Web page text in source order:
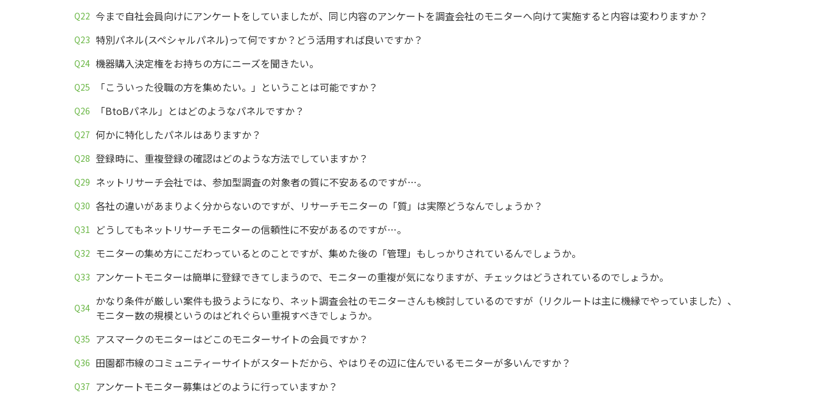
今まで自社会員向けにアンケートをしていましたが、同じ内容のアンケートを調査会社のモニターへ向けて実施すると内容は変わりますか？
特別パネル(スペシャルパネル)って何ですか？どう活用すれば良いですか？
機器購入決定権をお持ちの方にニーズを聞きたい。
「こういった役職の方を集めたい。」ということは可能ですか？
「BtoBパネル」とはどのようなパネルですか？
何かに特化したパネルはありますか？
登録時に、重複登録の確認はどのような方法でしていますか？
ネットリサーチ会社では、参加型調査の対象者の質に不安あるのですが…。
各社の違いがあまりよく分からないのですが、リサーチモニターの「質」は実際どうなんでしょうか？
どうしてもネットリサーチモニターの信頼性に不安があるのですが…。
モニターの集め方にこだわっているとのことですが、集めた後の「管理」もしっかりされているんでしょうか。
アンケートモニターは簡単に登録できてしまうので、モニターの重複が気になりますが、チェックはどうされているのでしょうか。
かなり条件が厳しい案件も扱うようになり、ネット調査会社のモニターさんも検討しているのですが（リクルートは主に機縁でやっていました）、
モニター数の規模というのはどれぐらい重視すべきでしょうか。
アスマークのモニターはどこのモニターサイトの会員ですか？
田園都市線のコミュニティーサイトがスタートだから、やはりその辺に住んでいるモニターが多いんですか？
アンケートモニター募集はどのように行っていますか？